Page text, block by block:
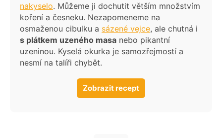
Kakaové brownies z červené čočky
nakyselo. Můžeme ji dochutit větším množstvím
koření a česneku. Nezapomeneme na
osmaženou cibulku a sázené vejce, ale chutná i
s plátkem uzeného masa nebo pikantní
uzeninou. Kyselá okurka je samozřejmostí a
nesmí na talíři chybět.
Zobrazit recept